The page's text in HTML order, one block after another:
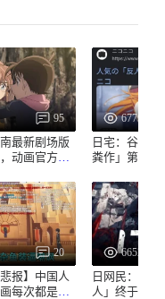
95
最新剧场版
动画官方回
20
报】中国人
每次都是一
6779
日宅：谷歌
粪作」第一
6652
日网民：【
人」终于被